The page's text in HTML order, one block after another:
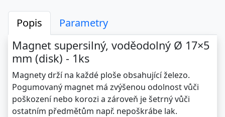
Ø 32×7 mm - 1ks černý
Popis Parametry
Magnet supersilný, voděodolný Ø 17×5
mm (disk) - 1ks
Magnety drží na každé ploše obsahující železo.
Pogumovaný magnet má zvýšenou odolnost vůči
poškození nebo korozi a zároveň je šetrný vůči
ostatním předmětům např. nepoškrábe lak.